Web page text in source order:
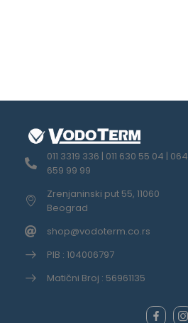
011 3319 336 | 011 630 55 04 | 064
659 99 99
Zrenjaninski put 55, 11060
Beograd
shop@vodoterm.co.rs
PIB : 104006797
Matični Broj : 56961135